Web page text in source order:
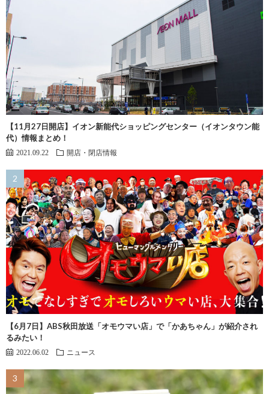
【11月27日開店】イオン新能代ショッピングセンター（イオンタウン能
代）情報まとめ！
2021.09.22 開店・閉店情報
【6月7日】ABS秋田放送「オモウマい店」で「かあちゃん」が紹介され
るみたい！
2022.06.02 ニュース